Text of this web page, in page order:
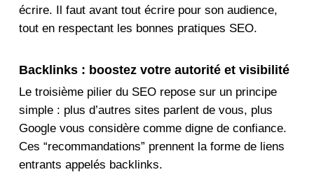
écrire. Il faut avant tout écrire pour son audience,
tout en respectant les bonnes pratiques SEO.
Backlinks : boostez votre autorité et visibilité
Le troisième pilier du SEO repose sur un principe
simple : plus d’autres sites parlent de vous, plus
Google vous considère comme digne de confiance.
Ces “recommandations” prennent la forme de liens
entrants appelés backlinks.